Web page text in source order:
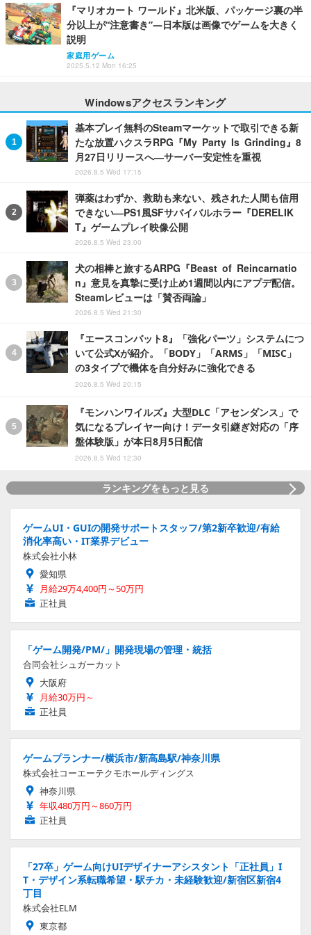
『マリオカート ワールド』北米版、パッケージ裏の半
分以上が“注意書き”―日本版は画像でゲームを大きく
説明
家庭用ゲーム
2025.5.12 Mon 16:25
Windowsアクセスランキング
基本プレイ無料のSteamマーケットで取引できる新
たな放置ハクスラRPG『My Party Is Grinding』8
月27日リリースへ―サーバー安定性を重視
2026.8.5 Wed 17:15
弾薬はわずか、救助も来ない、残された人間も信用
できない―PS1風SFサバイバルホラー『DERELIK
T』ゲームプレイ映像公開
2026.8.5 Wed 23:00
犬の相棒と旅するARPG『Beast of Reincarnatio
n』意見を真摯に受け止め1週間以内にアプデ配信。
Steamレビューは「賛否両論」
2026.8.5 Wed 21:30
『エースコンバット8』「強化パーツ」システムにつ
いて公式Xが紹介。「BODY」「ARMS」「MISC」
の3タイプで機体を自分好みに強化できる
2026.8.5 Wed 20:15
『モンハンワイルズ』大型DLC「アセンダンス」で
気になるプレイヤー向け！データ引継ぎ対応の「序
盤体験版」が本日8月5日配信
2026.8.5 Wed 12:30
ランキングをもっと見る
ゲームUI・GUIの開発サポートスタッフ/第2新卒歓迎/有給
消化率高い・IT業界デビュー
株式会社小林
愛知県
月給29万4,400円～50万円
正社員
「ゲーム開発/PM/」開発現場の管理・統括
合同会社シュガーカット
大阪府
月給30万円～
正社員
ゲームプランナー/横浜市/新高島駅/神奈川県
株式会社コーエーテクモホールディングス
神奈川県
年収480万円～860万円
正社員
「27卒」ゲーム向けUIデザイナーアシスタント「正社員」I
T・デザイン系転職希望・駅チカ・未経験歓迎/新宿区新宿4
丁目
株式会社ELM
東京都